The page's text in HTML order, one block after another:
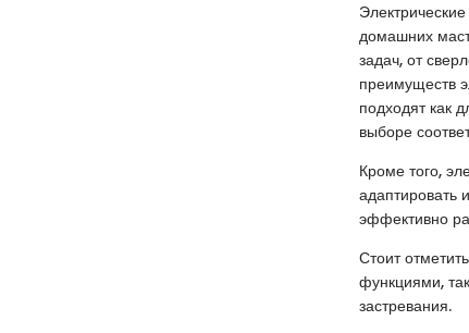
домашних
задач, от
преимуществ
подходят как
выборе
Кроме того,
адаптировать
эффективно
Стоит
функциями,
застревания.